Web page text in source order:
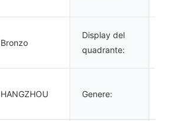
Bronzo
Display del
quadrante:
HANGZHOU Genere: